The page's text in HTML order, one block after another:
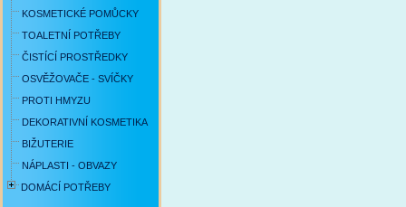
KOSMETICKÉ POMŮCKY
TOALETNÍ POTŘEBY
ČISTÍCÍ PROSTŘEDKY
OSVĚŽOVAČE - SVÍČKY
PROTI HMYZU
DEKORATIVNÍ KOSMETIKA
BIŽUTERIE
NÁPLASTI - OBVAZY
DOMÁCÍ POTŘEBY